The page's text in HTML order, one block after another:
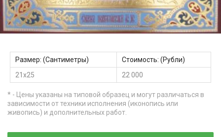
Размер: (Сантиметры)
Стоимость: (Рубли)
21х25
22 000
* - Цены указаны на типовой образец и могут различаться в
зависимости от техники исполнения (иконопись или
живопись) и дополнительных работ.